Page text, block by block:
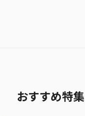
おすすめ特集